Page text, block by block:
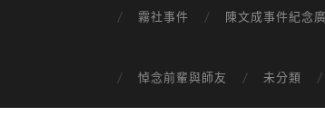
霧社事件 陳文成事件紀念
悼念前輩與師友 未分類